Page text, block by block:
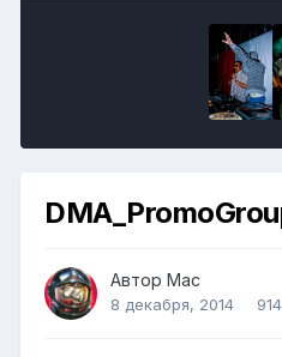
Автор Mac
8 декабря, 2014